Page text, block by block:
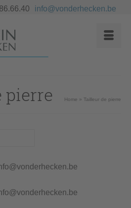
info@vonderhecken.be
pierre Home » Tailleur de pierre